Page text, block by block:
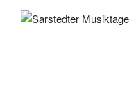
Inhalt